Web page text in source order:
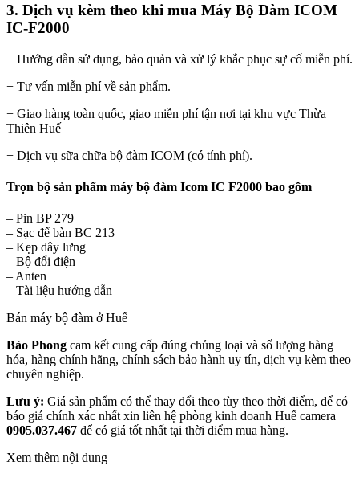
3. Dịch vụ kèm theo khi mua Máy Bộ Đàm ICOM
IC-F2000
+ Hướng dẫn sử dụng, bảo quản và xử lý khắc phục sự cố miễn phí.
+ Tư vấn miễn phí về sản phẩm.
+ Giao hàng toàn quốc, giao miễn phí tận nơi tại khu vực Thừa
Thiên Huế
+ Dịch vụ sữa chữa bộ đàm ICOM (có tính phí).
Trọn bộ sản phẩm máy bộ đàm Icom IC F2000 bao gồm
– Pin BP 279
– Sạc để bàn BC 213
– Kẹp dây lưng
– Bộ đổi điện
– Anten
– Tài liệu hướng dẫn
Bán máy bộ đàm ở Huế
Bảo Phong cam kết cung cấp đúng chủng loại và số lượng hàng
hóa, hàng chính hãng, chính sách bảo hành uy tín, dịch vụ kèm theo
chuyên nghiệp.
Lưu ý: Giá sản phẩm có thể thay đổi theo tùy theo thời điểm, để có
báo giá chính xác nhất xin liên hệ phòng kinh doanh Huế camera
0905.037.467 để có giá tốt nhất tại thời điểm mua hàng.
Xem thêm nội dung